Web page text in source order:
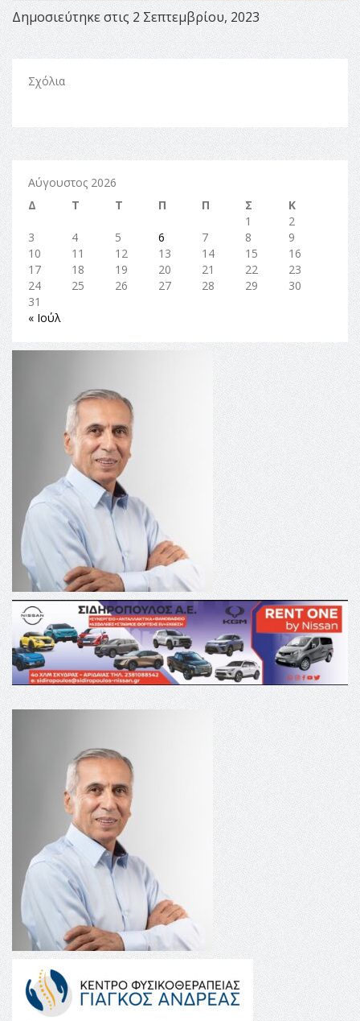
Δημοσιεύτηκε στις 2 Σεπτεμβρίου, 2023
Σχόλια
Αύγουστος 2026
Δ
Τ Τ Π Π Σ
Κ
1
2
3
4 5 6 7 8
9
10
11 12 13 14 15
16
17
18 19 20 21 22
23
24
25 26 27 28 29
30
31
« Ιούλ